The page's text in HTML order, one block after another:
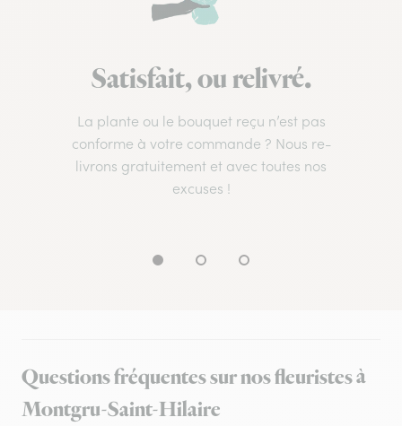
Satisfait, ou relivré.
La plante ou le bouquet reçu n’est pas
conforme à votre commande ? Nous re-
livrons gratuitement et avec toutes nos
excuses !
Questions fréquentes sur nos fleuristes à
Montgru-Saint-Hilaire